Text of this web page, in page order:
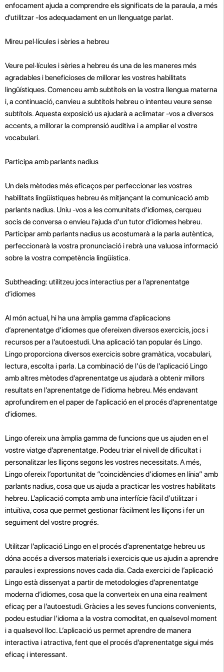
enfocament ajuda a comprendre els significats de la paraula, a més
d'utilitzar -los adequadament en un llenguatge parlat.
Mireu pel·lícules i sèries a hebreu
Veure pel·lícules i sèries a hebreu és una de les maneres més
agradables i beneficioses de millorar les vostres habilitats
lingüístiques. Comenceu amb subtítols en la vostra llengua materna
i, a continuació, canvieu a subtítols hebreu o intenteu veure sense
subtítols. Aquesta exposició us ajudarà a aclimatar -vos a diversos
accents, a millorar la comprensió auditiva i a ampliar el vostre
vocabulari.
Participa amb parlants nadius
Un dels mètodes més eficaços per perfeccionar les vostres
habilitats lingüístiques hebreu és mitjançant la comunicació amb
parlants nadius. Uniu -vos a les comunitats d’idiomes, cerqueu
socis de conversa o envieu l’ajuda d’un tutor d’idiomes hebreu.
Participar amb parlants nadius us acostumarà a la parla autèntica,
perfeccionarà la vostra pronunciació i rebrà una valuosa informació
sobre la vostra competència lingüística.
Subtheading: utilitzeu jocs interactius per a l’aprenentatge
d’idiomes
Al món actual, hi ha una àmplia gamma d’aplicacions
d’aprenentatge d’idiomes que ofereixen diversos exercicis, jocs i
recursos per a l’autoestudi. Una aplicació tan popular és Lingo.
Lingo proporciona diversos exercicis sobre gramàtica, vocabulari,
lectura, escolta i parla. La combinació de l’ús de l’aplicació Lingo
amb altres mètodes d’aprenentatge us ajudarà a obtenir millors
resultats en l’aprenentatge de l’idioma hebreu. Més endavant
aprofundirem en el paper de l'aplicació en el procés d'aprenentatge
d'idiomes.
Lingo ofereix una àmplia gamma de funcions que us ajuden en el
vostre viatge d’aprenentatge. Podeu triar el nivell de dificultat i
personalitzar les lliçons segons les vostres necessitats. A més,
Lingo ofereix l’oportunitat de “coincidències d’idiomes en línia” amb
parlants nadius, cosa que us ajuda a practicar les vostres habilitats
hebreu. L’aplicació compta amb una interfície fàcil d’utilitzar i
intuïtiva, cosa que permet gestionar fàcilment les lliçons i fer un
seguiment del vostre progrés.
Utilitzar l’aplicació Lingo en el procés d’aprenentatge hebreu us
dóna accés a diversos materials i exercicis que us ajudin a aprendre
paraules i expressions noves cada dia. Cada exercici de l’aplicació
Lingo està dissenyat a partir de metodologies d’aprenentatge
moderna d’idiomes, cosa que la converteix en una eina realment
eficaç per a l’autoestudi. Gràcies a les seves funcions convenients,
podeu estudiar l’idioma a la vostra comoditat, en qualsevol moment
i a qualsevol lloc. L’aplicació us permet aprendre de manera
interactiva i atractiva, fent que el procés d’aprenentatge sigui més
eficaç i interessant.